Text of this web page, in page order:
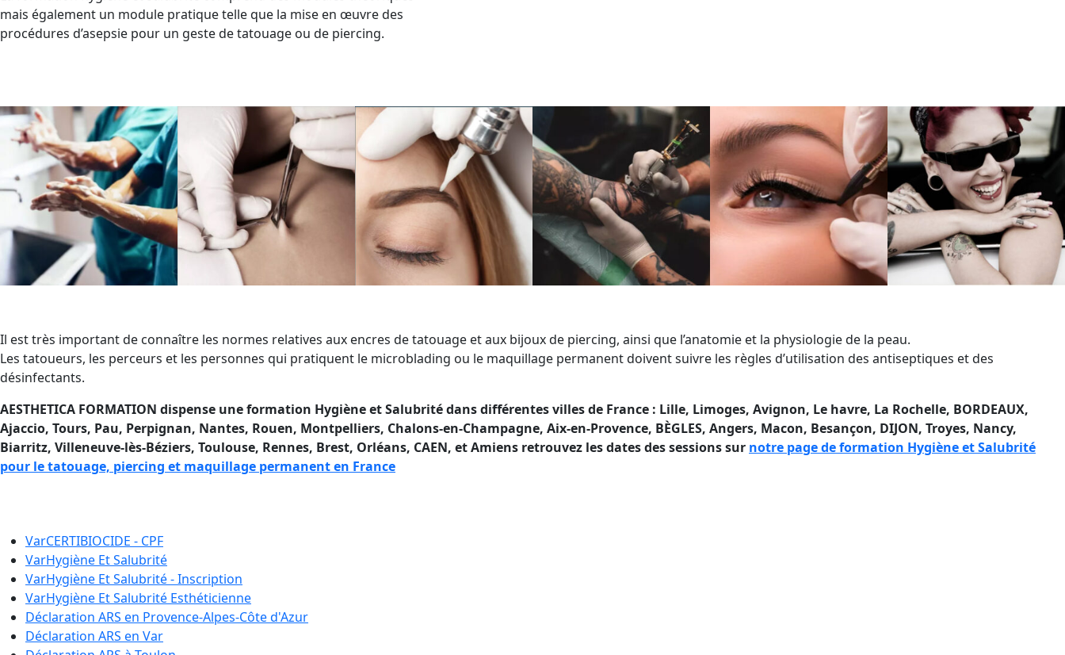
mais également un module pratique telle que la mise en œuvre des
procédures d’asepsie pour un geste de tatouage ou de piercing.
Il est très important de connaître les normes relatives aux encres de tatouage et aux bijoux de piercing, ainsi que l’anatomie et la physiologie de la peau.
Les tatoueurs, les perceurs et les personnes qui pratiquent le microblading ou le maquillage permanent doivent suivre les règles d’utilisation des antiseptiques et des
désinfectants.
AESTHETICA FORMATION dispense une formation Hygiène et Salubrité dans différentes villes de France : Lille, Limoges, Avignon, Le havre, La Rochelle, BORDEAUX,
Ajaccio, Tours, Pau, Perpignan, Nantes, Rouen, Montpelliers, Chalons-en-Champagne, Aix-en-Provence, BÈGLES, Angers, Macon, Besançon, DIJON, Troyes, Nancy,
Biarritz, Villeneuve-lès-Béziers, Toulouse, Rennes, Brest, Orléans, CAEN, et Amiens retrouvez les dates des sessions sur notre page de formation Hygiène et Salubrité
pour le tatouage, piercing et maquillage permanent en France
VarCERTIBIOCIDE - CPF
VarHygiène Et Salubrité
VarHygiène Et Salubrité - Inscription
VarHygiène Et Salubrité Esthéticienne
Déclaration ARS en Provence-Alpes-Côte d'Azur
Déclaration ARS en Var